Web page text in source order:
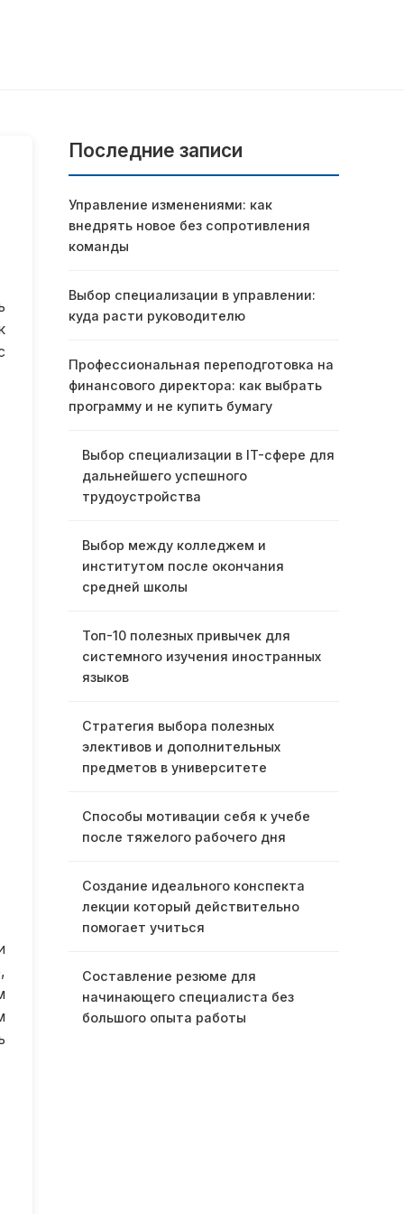
Последние записи
Управление изменениями: как
внедрять новое без сопротивления
команды
Выбор специализации в управлении:
куда расти руководителю
Профессиональная переподготовка на
финансового директора: как выбрать
программу и не купить бумагу
Выбор специализации в IT-сфере для
дальнейшего успешного
трудоустройства
Выбор между колледжем и
институтом после окончания
средней школы
Топ-10 полезных привычек для
системного изучения иностранных
языков
Стратегия выбора полезных
элективов и дополнительных
предметов в университете
Способы мотивации себя к учебе
после тяжелого рабочего дня
Создание идеального конспекта
лекции который действительно
помогает учиться
Составление резюме для
начинающего специалиста без
большого опыта работы